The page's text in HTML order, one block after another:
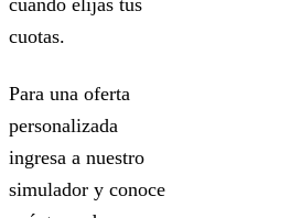
cuando elijas tus
cuotas.
Para una oferta
personalizada
ingresa a nuestro
simulador y conoce